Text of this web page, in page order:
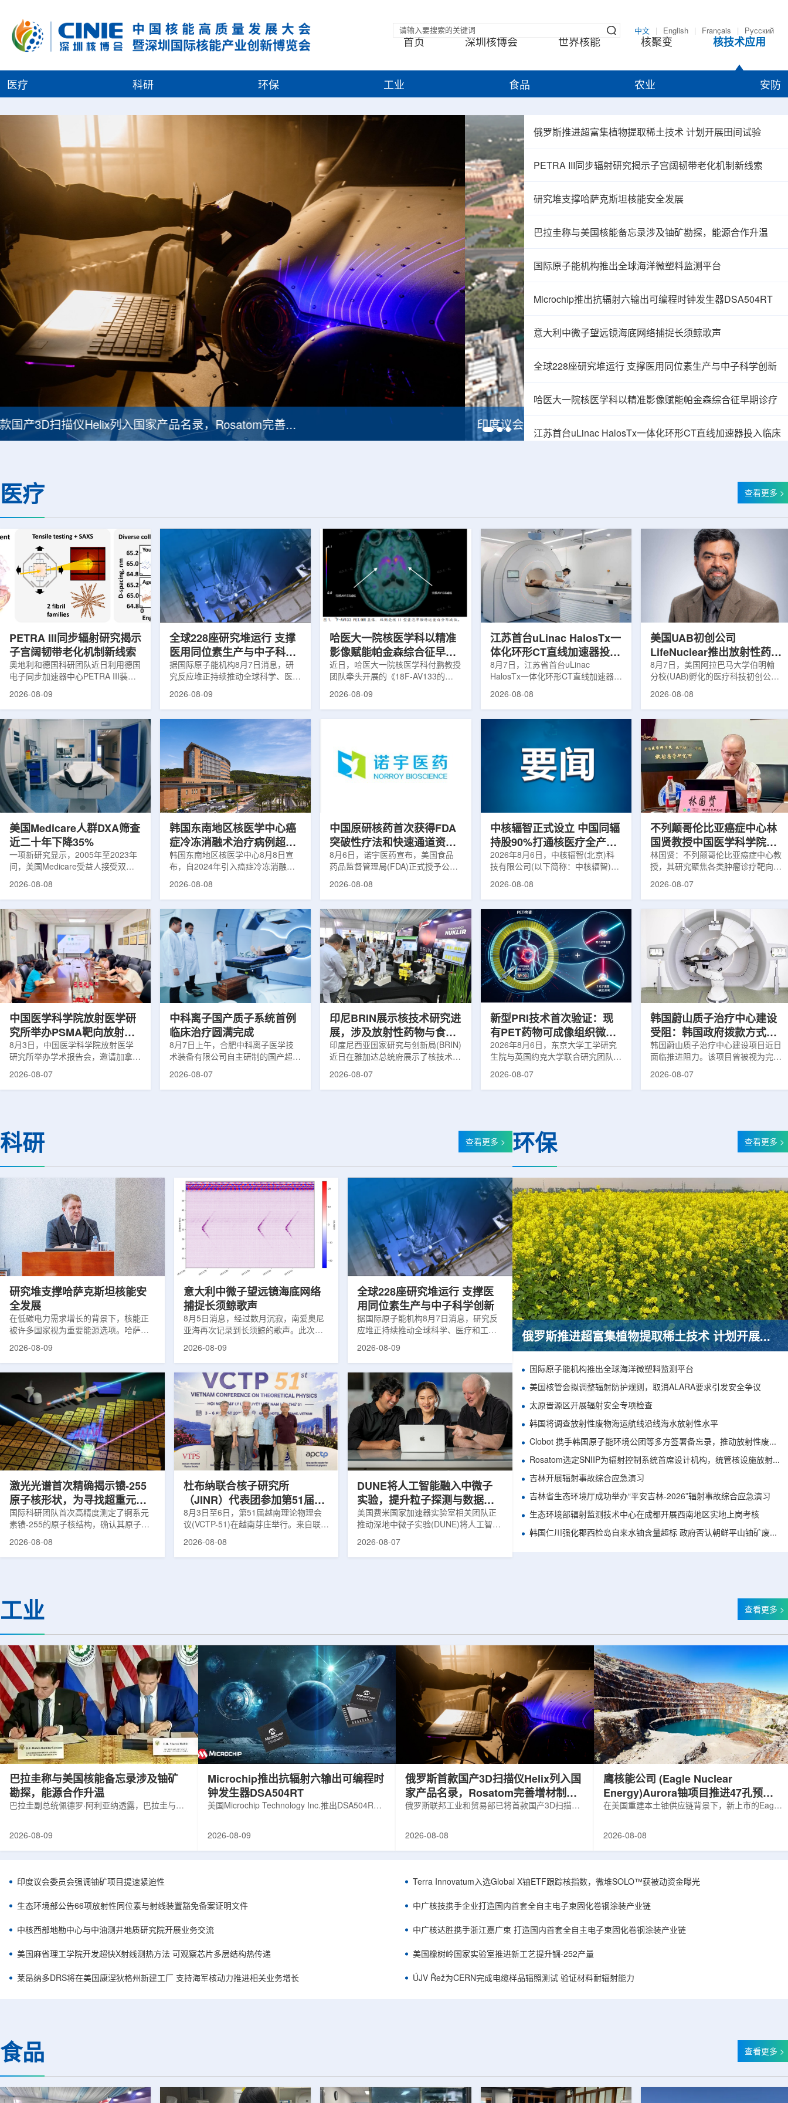
中文 English Français Русский
首页 深圳核博会 世界核能 核聚变 核技术应用
医疗 科研 环保 工业 食品 农业 安防
印度议会委员会强调铀矿项目提速紧迫性 中核辐智正式设立 中国同辐持股90%打通核医
俄罗斯推进超富集植物提取稀土技术 计划开展田间试验
PETRA III同步辐射研究揭示子宫阔韧带老化机制新线索
研究堆支撑哈萨克斯坦核能安全发展
巴拉圭称与美国核能备忘录涉及铀矿勘探，能源合作升温
国际原子能机构推出全球海洋微塑料监测平台
Microchip推出抗辐射六输出可编程时钟发生器DSA504RT
意大利中微子望远镜海底网络捕捉长须鲸歌声
全球228座研究堆运行 支撑医用同位素生产与中子科学创新
哈医大一院核医学科以精准影像赋能帕金森综合征早期诊疗
江苏首台uLinac HalosTx一体化环形CT直线加速器投入临床
医疗 查看更多 >
PETRA III同步辐射研究揭示
子宫阔韧带老化机制新线索
奥地利和德国科研团队近日利用德国
电子同步加速器中心PETRA III装
置，对支撑子宫的重要韧带——阔韧
学线索。相关研究成果发表于《生物
材料学报》。盆腔器官脱垂是女性健
康领域常见但机制仍不清晰的问题，
约40%的女性会受到影响，且多发生
在生命后半段。医学研究人员此前推
测，子宫周围韧带随年龄发生松弛，
可能是脱垂的重要原因之一。阔韧带
连接子宫与盆腔内壁，其强度和弹性
2026-08-09
全球228座研究堆运行 支撑
医用同位素生产与中子科学
创新
据国际原子能机构8月7日消息，研
究反应堆正持续推动全球科学、医疗
和工业领域创新。目前，全球54个
应堆不同于用于发电的核反应堆，主
要功能是产生中子，为医疗、工业、
农业、地质科学、法医学及核科学研
究提供支撑。从上方拍摄的研究堆水
池。(图片：国际原子能机构)在医疗
领域，研究堆是医用放射性同位素的
重要来源。其中，锝-99m被广泛用
于癌症以及心脏、脑部和骨骼疾病诊
2026-08-09
哈医大一院核医学科以精准
影像赋能帕金森综合征早期
诊疗
近日，哈医大一院核医学科付鹏教授
团队牵头开展的《18F-AV133的
PET/MR显像在帕金森病中的临床应
诊断主要依赖症状评估和经验判断，
对于早期阶段、非典型病例以及疾病
鉴别诊断仍存在一定挑战。该技术的
推广应用，标志着哈医大一院在神经
2026-08-09
江苏首台uLinac HalosTx一
体化环形CT直线加速器投入
临床
8月7日，江苏省首台uLinac
HalosTx一体化环形CT直线加速器在
南京医科大学第三附属医院(常州二
疗是肿瘤治疗的重要方式之一。传统
分体式放疗流程中，患者通常需要在
CT室与治疗室之间转运，治疗计划
也多依据此前采集的静态影像制定。
2026-08-08
美国UAB初创公司
LifeNuclear推出放射性药物
治疗安全指导平台
TheraGuide
8月7日，美国阿拉巴马大学伯明翰
分校(UAB)孵化的医疗科技初创公司
LifeNuclear宣布推出数字化平台
遵循辐射安全指导。放射性药物疗法
通过使用放射性药物靶向癌细胞，在
尽量减少周围健康组织损伤的同时发
挥治疗作用。随着该疗法应用范围扩
大，患者在治疗后通常需要阅读并执
行较为复杂的书面说明，这对部分患
者和护理人员而言存在理解和操作难
度。雷莫·乔治博士LifeNuclear由
2026-08-08
美国Medicare人群DXA筛查
近二十年下降35%
一项新研究显示，2005年至2023年
间，美国Medicare受益人接受双能X
射线吸收测定(DXA)检查的比例明显
果提示，不同人群之间的筛查可及性
差异正在扩大。研究人员分析了超过
500万名Medicare受益人的理赔数
据。结果显示，DXA使用率从2005
年的每10万名受益人7255次，下降
至2023年的每10万名受益人4690
次。相关研究已发表于
《Osteoporosis International》。下
2026-08-08
韩国东南地区核医学中心癌
症冷冻消融术治疗病例超过
100例
韩国东南地区核医学中心8月8日宣
布，自2024年引入癌症冷冻消融术
以来，中心已完成超过100例相关手
法。治疗过程中，医生在CT或超声
成像引导下，将细治疗针精准插入肿
瘤部位，通过零下40摄氏度或更低
的超低温冷冻病灶，使癌细胞发生坏
死。由于低温冷冻本身具有一定麻醉
作用，该技术有助于减轻患者疼痛，
减少对周围正常组织的损伤，并促进
术后较快恢复。据该中心介绍，目前
2026-08-08
中国原研核药首次获得FDA
突破性疗法和快速通道资格
双重认定
8月6日，诺宇医药宣布，美国食品
药品监督管理局(FDA)正式授予公司
自主研发的68Ga-NYM096突破性疗
认定(Fast Track Designation,
FTD)。这是原研核药领域中国首个
获得美国 FDA 突破性疗法认定、首
个同时获得 FDA 突破性疗法与快速
通道双项认定的产品，创造了核药领
域里程碑式突破。68Ga-NYM096是
一款特异性结合CAⅨ的肾癌小分子
诊断核药，适用于疑似或确认转移性
2026-08-08
中核辐智正式设立 中国同辐
持股90%打通核医疗全产业
链
2026年8月6日，中核辐智(北京)科
技有限公司(以下简称：中核辐智)正
式设立。公司由中国同辐股份有限公
创)共同出资组建，中国同辐持股
90%，中核浙创持股10%。中核辐智
将承接中国同辐核医学发展中心业
务，锚定智慧核医疗赛道深耕布局。
公司以智慧核医学物联系统为核心载
体，打通核医疗全产业链条，构建智
慧核医学系统+核药+装备+服务协同
发展模式，推动业务从单一产品供给
2026-08-08
不列颠哥伦比亚癌症中心林
国贤教授中国医学科学院放
射医学研究所开展学术交流
林国贤：不列颠哥伦比亚癌症中心教
授，其研究聚焦各类肿瘤诊疗靶向放
射性药物开发，迄今已主导/参与发
完成自研7款放射性药物的临床转
化，用于多种肿瘤诊疗。报告会上，
林国贤教授基于其团队多年的前沿探
索，系统梳理了针对前列腺癌靶点
PSMA的核药相关研究进展：一是F-
18标记PSMA靶向PET显像剂的分子
设计与临床优势;二是通过理性优化
分子结构，大幅提高Lu-177标记治
2026-08-07
中国医学科学院放射医学研
究所举办PSMA靶向放射性
药物学术报告会
8月3日，中国医学科学院放射医学
研究所举办学术报告会，邀请加拿大
温哥华不列颠哥伦比亚癌症中心林国
授长期从事肿瘤诊疗靶向放射性药物
开发研究，已主导或参与发表135余
款自研放射性药物的临床转化，应用
2026-08-07
中科离子国产质子系统首例
临床治疗圆满完成
8月7日上午，合肥中科离子医学技
术装备有限公司自主研制的国产超导
回旋质子治疗系统，在合肥离子医学
疗。设备运行平稳低噪，治疗控制软
件运...
2026-08-07
印尼BRIN展示核技术研究进
展，涉及放射性药物与食品
辐照应用
印度尼西亚国家研究与创新局(BRIN)
近日在雅加达总统府展示了核技术研
究成果。BRIN局长阿里夫·萨特里亚
放射性药物研发对癌症识别和治疗具
水果的辐照处理。阿里夫介绍，一些
2026-08-07
新型PRI技术首次验证：现
有PET药物可成像组织微环
境
2026年8月6日，东京大学工学研究
生院与英国约克大学联合研究团队宣
布，已建立一种利用正电子三光子衰
衰变的下一代核医学成像概念图目前
临床PET扫描主要利用正电子双光子
程度相关的微环境信息捕捉有限。...
2026-08-07
韩国蔚山质子治疗中心建设
受阻：韩国政府拨款方式调
整影响项目推进
韩国蔚山质子治疗中心建设项目近日
面临推进阻力。该项目曾被视为完善
韩国东南部区域癌症治疗体系的关键
制定服务，并开始争取国家拨款。不
过，韩国保健福祉部回复称，难以单
中心，构建癌症患者可在区域内完成
手术...
2026-08-07
科研 查看更多 >
研究堆支撑哈萨克斯坦核能安
全发展
在低碳电力需求增长的背景下，核能正
被许多国家视为重要能源选项。哈萨克
料、反应堆运行工况及安全系统需要经
过长期研究、试验和验证，研究堆和实
验装置正是承担这类工作的核心平台。
不同于以发电为主要目标的动力堆，研
究堆更接近专业核科学实验室。科研人
员可在其中研究核燃料和结构材料行
为，模拟反应堆不同运行状态，包括偏
离正常工况的情形，测试新技术，并验
证后续用于核...
2026-08-09
意大利中微子望远镜海底网络
捕捉长须鲸歌声
8月5日消息，经过数月沉寂，南爱奥尼
亚海再次记录到长须鲸的歌声。此次观
多个实验共同完成，涉及ITINERIS、
LOWNOISER和VONGOLA三个项目，
相关工作由LNS-INFN与西西里核物理与
物质结构中心(CSFNSM)参与开展。探
测发生在冬季末期。当时，东地中海区
域正受到一项长期近海油气资源地球物
理勘测活动带来的强烈人为噪声影响，
距离飓风哈里过境也仅数周。研究人员
在复杂声学背景...
2026-08-09
全球228座研究堆运行 支撑医
用同位素生产与中子科学创新
据国际原子能机构8月7日消息，研究反
应堆正持续推动全球科学、医疗和工业
设或规划阶段。这类反应堆不同于用于
发电的核反应堆，主要功能是产生中
子，为医疗、工业、农业、地质科学、
法医学及核科学研究提供支撑。从上方
拍摄的研究堆水池。(图片：国际原子能
机构)在医疗领域，研究堆是医用放射性
同位素的重要来源。其中，锝-99m被广
泛用于癌症以及心脏、脑部和骨骼疾病
诊断;全球大...
2026-08-09
激光光谱首次精确揭示镄-255
原子核形状，为寻找超重元素
提供新线索
国际科研团队首次高精度测定了锕系元
素镄-255的原子核结构，确认其原子核
呈明显的长椭球形，类似橄榄球。这项
值，也为现代原子核理论模型提供了关
键实验验证。镄是自然界中不存在的人
团...
2026-08-08
杜布纳联合核子研究所
（JINR）代表团参加第51届越
南理论物理会议
8月3日至6日，第51届越南理论物理会
议(VCTP-51)在越南芽庄举行。来自联合
核研究所理论物理实验室和信息技术实
2026-08-08
DUNE将人工智能融入中微子
实验，提升粒子探测与数据处
理能力
美国费米国家加速器实验室相关团队正
推动深地中微子实验(DUNE)将人工智能
和机器学习工具融入实验设计、探测器
子...
2026-08-07
环保 查看更多 >
俄罗斯推进超富集植物提取稀土技术 计划开展田间试验
国际原子能机构推出全球海洋微塑料监测平台
美国核管会拟调整辐射防护规则，取消ALARA要求引发安全争议
太原晋源区开展辐射安全专项检查
韩国将调查放射性废物海运航线沿线海水放射性水平
Clobot 携手韩国原子能环境公团等多方签署备忘录，推动放射性废物安全管理多机型机器人示范
Rosatom选定SNIIP为辐射控制系统首席设计机构，统管核设施放射仪表标准化与进口替代保障
吉林开展辐射事故综合应急演习
吉林省生态环境厅成功举办“平安吉林-2026”辐射事故综合应急演习
生态环境部辐射监测技术中心在成都开展西南地区实地上岗考核
韩国仁川强化郡西检岛自来水铀含量超标 政府否认朝鲜平山铀矿废水影响
工业 查看更多 >
巴拉圭称与美国核能备忘录涉及铀矿
勘探，能源合作升温
巴拉圭副总统佩德罗·阿利亚纳透露，巴拉圭与美
务卿克里斯托弗·兰道的会晤时，将该协议称为历
有的接近阶段。巴美双方此次接触并不局限于核
能议题，而是涵盖双边合作、安全、投资和地区
政治等多个层面。阿利亚纳称，美国方面有意加
强对巴拉圭能源领域的投资，尤其关注...
2026-08-09
Microchip推出抗辐射六输出可编程时
钟发生器DSA504RT
美国Microchip Technology Inc.推出DSA504RT
常需要高度稳定的时间参考，用于导航、通信和
件，分别为不同子系统提供时钟信号，由此带来
元器件数量增加、系统质量上升和电路复杂...
2026-08-09
俄罗斯首款国产3D扫描仪Helix列入国
家产品名录，Rosatom完善增材制造
技术链
俄罗斯联邦工业和贸易部已将首款国产3D扫描仪
完成。至此，Helix成为俄罗斯首款、也是目前唯
RangeVision Helix由俄罗斯国家原子能公司增材
制造合作伙伴RangeVision研发制造。自2025年
以来，该公司成为唯一纳入俄罗斯国家原子能公
司增材制造生态系统的俄罗斯3D扫描...
2026-08-08
鹰核能公司 (Eagle Nuclear
Energy)Aurora铀项目推进47孔预可
研钻探
在美国重建本土铀供应链背景下，新上市的Eagle
1300标准含indicated资源3275万磅、inferred
孔、总进尺约2.7万英尺的预可研钻探，待联邦与
州审批通过后开工，预计2027年下半年完成预可
研。技术端近期增补Yukuskokon Professional
Services，并扩大与BBA USA、SLR I...
2026-08-08
印度议会委员会强调铀矿项目提速紧迫性
生态环境部公告66项放射性同位素与射线装置豁免备案证明文件
中核西部地勘中心与中油测井地质研究院开展业务交流
美国麻省理工学院开发超快X射线测热方法 可观察芯片多层结构热传递
莱昂纳多DRS将在美国康涅狄格州新建工厂 支持海军核动力推进相关业务增长
Terra Innovatum入选Global X铀ETF跟踪核指数，微堆SOLO™获被动资金曝光
中广核技携手企业打造国内首套全自主电子束固化卷钢涂装产业链
中广核达胜携手浙江嘉广束 打造国内首套全自主电子束固化卷钢涂装产业链
美国橡树岭国家实验室推进新工艺提升锎-252产量
ÚJV Řež为CERN完成电缆样品辐照测试 验证材料耐辐射能力
食品 查看更多 >